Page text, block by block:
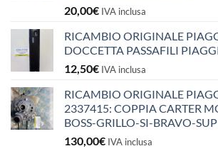
20,00€ IVA inclusa
RICAMBIO ORIGINALE
DOCCETTA PASSAFILI
12,50€ IVA inclusa
RICAMBIO ORIGINALE
2337415: COPPIA CARTER
BOSS-GRILLO-SI-BRAVO-
130,00€ IVA inclusa